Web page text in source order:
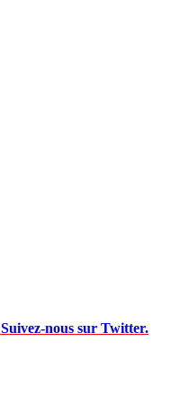
Suivez-nous sur Twitter.